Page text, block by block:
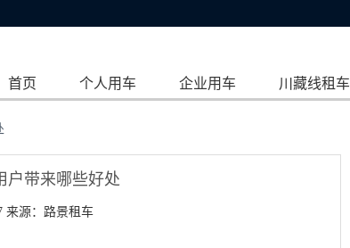
首页 个人用车 企业用车 川藏线租车
户带来哪些好处
来源： 路景租车